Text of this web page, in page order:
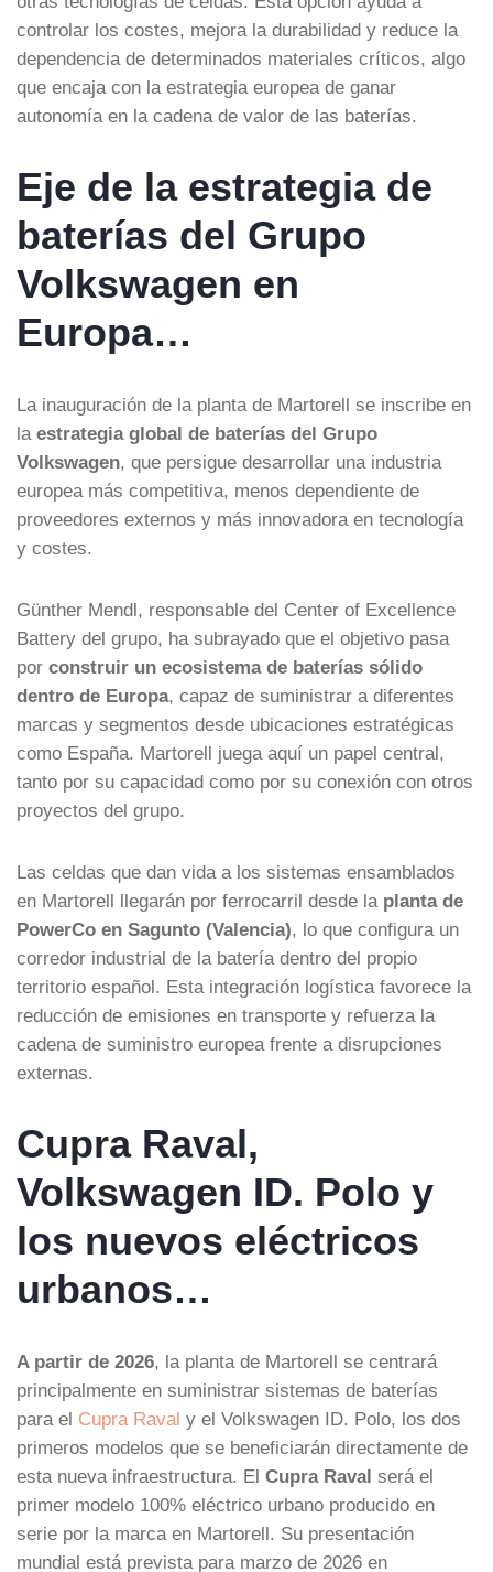
controlar los costes, mejora la durabilidad y reduce la
dependencia de determinados materiales críticos, algo
que encaja con la estrategia europea de ganar
autonomía en la cadena de valor de las baterías.
Eje de la estrategia de
baterías del Grupo
Volkswagen en
Europa…
La inauguración de la planta de Martorell se inscribe en
la estrategia global de baterías del Grupo
Volkswagen, que persigue desarrollar una industria
europea más competitiva, menos dependiente de
proveedores externos y más innovadora en tecnología
y costes.
Günther Mendl, responsable del Center of Excellence
Battery del grupo, ha subrayado que el objetivo pasa
por construir un ecosistema de baterías sólido
dentro de Europa, capaz de suministrar a diferentes
marcas y segmentos desde ubicaciones estratégicas
como España. Martorell juega aquí un papel central,
tanto por su capacidad como por su conexión con otros
proyectos del grupo.
Las celdas que dan vida a los sistemas ensamblados
en Martorell llegarán por ferrocarril desde la planta de
PowerCo en Sagunto (Valencia), lo que configura un
corredor industrial de la batería dentro del propio
territorio español. Esta integración logística favorece la
reducción de emisiones en transporte y refuerza la
cadena de suministro europea frente a disrupciones
externas.
Cupra Raval,
Volkswagen ID. Polo y
los nuevos eléctricos
urbanos…
A partir de 2026, la planta de Martorell se centrará
principalmente en suministrar sistemas de baterías
para el Cupra Raval y el Volkswagen ID. Polo, los dos
primeros modelos que se beneficiarán directamente de
esta nueva infraestructura. El Cupra Raval será el
primer modelo 100% eléctrico urbano producido en
serie por la marca en Martorell. Su presentación
mundial está prevista para marzo de 2026 en